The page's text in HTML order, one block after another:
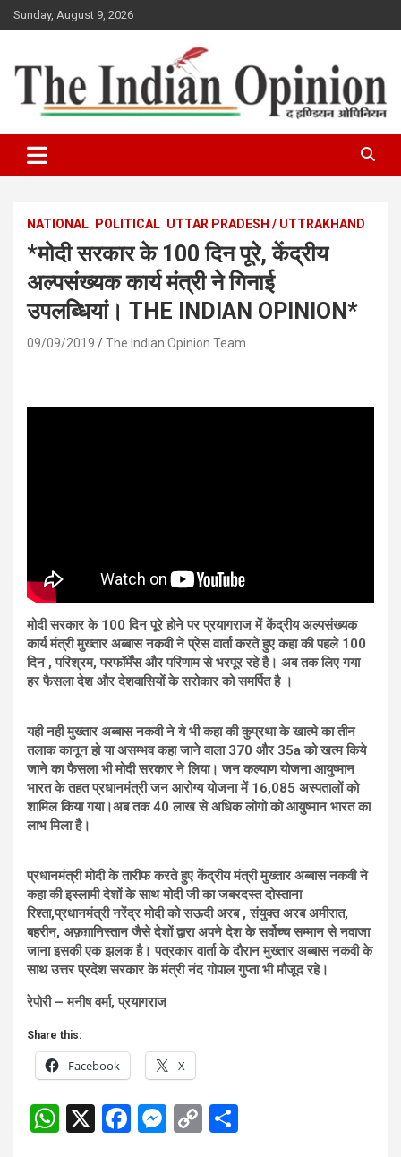
Skip
to
Sunday, August 9, 2026
Indian Opinion News
NATIONAL POLITICAL UTTAR PRADESH / UTTRAKHAND
*मोदी सरकार के 100 दिन पूरे, केंद्रीय
अल्पसंख्यक कार्य मंत्री ने गिनाई
उपलब्धियां। THE INDIAN OPINION*
09/09/2019 The Indian Opinion Team
मोदी सरकार के 100 दिन पूरे होने पर प्रयागराज में केंद्रीय अल्पसंख्यक
कार्य मंत्री मुख्तार अब्बास नकवी ने प्रेस वार्ता करते हुए कहा की पहले 100
दिन , परिश्रम, परफॉर्मेंस और परिणाम से भरपूर रहे है। अब तक लिए गया
हर फैसला देश और देशवासियों के सरोकार को समर्पित है ।
यही नही मुख्तार अब्बास नकवी ने ये भी कहा की कुप्रथा के खात्मे का तीन
तलाक कानून हो या असम्भव कहा जाने वाला 370 और 35a को खत्म किये
जाने का फैसला भी मोदी सरकार ने लिया। जन कल्याण योजना आयुष्मान
भारत के तहत प्रधानमंत्री जन आरोग्य योजना में 16,085 अस्पतालों को
शामिल किया गया।अब तक 40 लाख से अधिक लोगो को आयुष्मान भारत का
लाभ मिला है।
प्रधानमंत्री मोदी के तारीफ करते हुए केंद्रीय मंत्री मुख्तार अब्बास नकवी ने
कहा की इस्लामी देशों के साथ मोदी जी का जबरदस्त दोस्ताना
रिश्ता,प्रधानमंत्री नरेंद्र मोदी को सऊदी अरब , संयुक्त अरब अमीरात,
बहरीन, अफ़ग़ानिस्तान जैसे देशों द्वारा अपने देश के सर्वोच्च सम्मान से नवाजा
जाना इसकी एक झलक है। पत्रकार वार्ता के दौरान मुख्तार अब्बास नकवी के
साथ उत्तर प्रदेश सरकार के मंत्री नंद गोपाल गुप्ता भी मौजूद रहे।
रेपोरी – मनीष वर्मा, प्रयागराज
Share this:
Facebook X
W X
F
M C